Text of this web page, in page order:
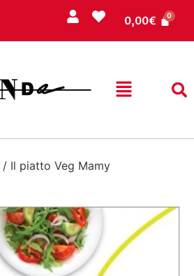
0,00€
/ Il piatto Veg Mamy